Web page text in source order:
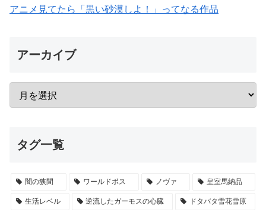
アニメ見てたら「黒い砂漠しよ！」ってなる作品
アーカイブ
タグ一覧
闇の狭間 ワールドボス ノヴァ 皇室馬納品
生活レベル 逆流したガーモスの心臓 ドタバタ雪花雪原